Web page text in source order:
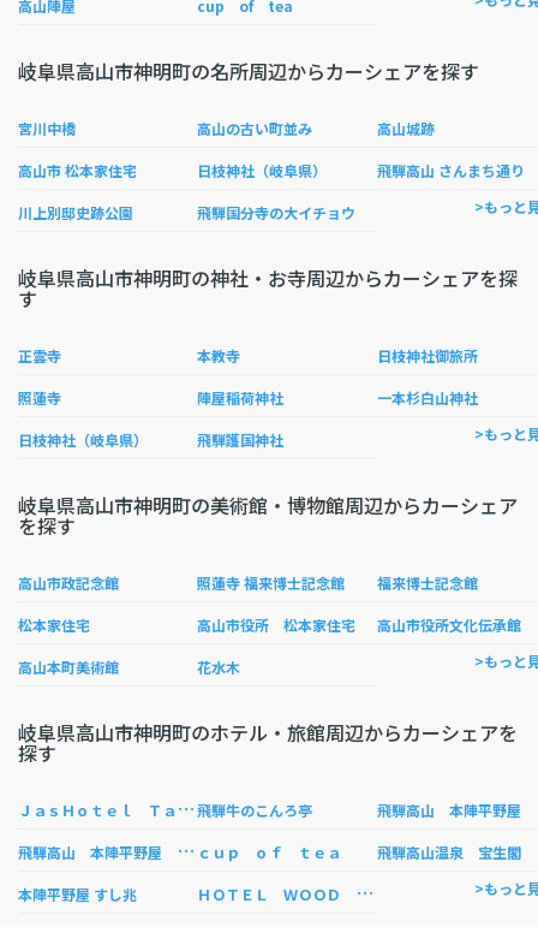
高山陣屋 cup of tea
岐阜県高山市神明町の名所周辺からカーシェアを探す
宮川中橋 高山の古い町並み 高山城跡
高山市 松本家住宅 日枝神社（岐阜県） 飛騨高山 さんまち通り
川上別邸史跡公園 飛騨国分寺の大イチョウ >もっと
岐阜県高山市神明町の神社・お寺周辺からカーシェアを探
す
正雲寺 本教寺 日枝神社御旅所
照蓮寺 陣屋稲荷神社 一本杉白山神社
日枝神社（岐阜県） 飛騨護国神社 >もっと
岐阜県高山市神明町の美術館・博物館周辺からカーシェア
を探す
高山市政記念館 照蓮寺 福来博士記念館 福来博士記念館
松本家住宅 高山市役所 松本家住宅 高山市役所文化伝承館
高山本町美術館 花水木 >もっと
岐阜県高山市神明町のホテル・旅館周辺からカーシェアを
探す
Ｊ
ａｓＨｏｔｅｌ Ｔａｋａｙａｍａ飛騨牛のこんろ亭
飛
騨高山 本陣平野屋 花兆庵 ｃｕｐ ｏｆ ｔｅａ 飛騨高山温泉 宝生閣
本陣平野屋 すし兆 Ｈ
ＯＴＥＬ ＷＯＯＤ 高山 >もっと